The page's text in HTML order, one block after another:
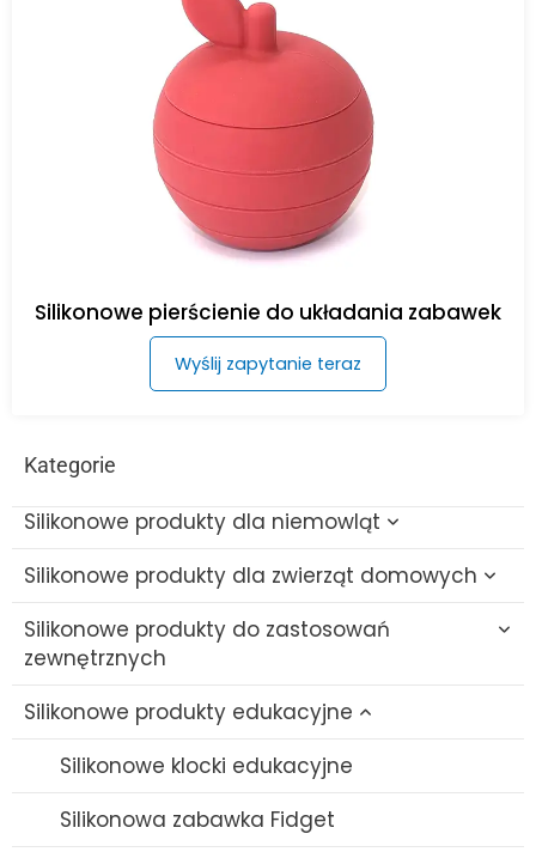
Kategorie
Silikonowe produkty dla niemowląt
Silikonowe zabawki do kąpieli dla niemowląt
Silikonowa szczotka do butelek
Silikonowe produkty dla zwierząt domowych
Silikonowa zabawka na ząbkowanie dla
kota
Silikonowa zabawka do żucia dla psa
Silikonowa szczotka do kąpieli dla zwierząt
Silikonowa miska do karmienia zwierząt
Silikonowe produkty do zastosowań
zewnętrznych
Silikonowy składany kubek
Sillikonowa nakładka na słomkę
Silikonowy zestaw podróżny
Silikonowe produkty edukacyjne
Silikonowe klocki edukacyjne
Silikonowa zabawka Fidget
Silikonowe pierścienie do układania zabawek
Wyślij zapytanie teraz